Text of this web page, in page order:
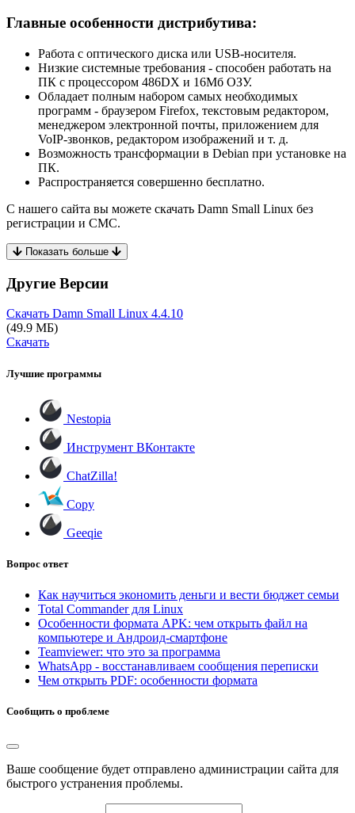
Главные особенности дистрибутива:
Работа с оптического диска или USB-носителя.
Низкие системные требования - способен работать на
ПК с процессором 486DX и 16Мб ОЗУ.
Обладает полным набором самых необходимых
программ - браузером Firefox, текстовым редактором,
менеджером электронной почты, приложением для
VoIP-звонков, редактором изображений и т. д.
Возможность трансформации в Debian при установке на
ПК.
Распространяется совершенно бесплатно.
С нашего сайта вы можете скачать Damn Small Linux без
регистрации и СМС.
Показать больше
Другие Версии
Скачать Damn Small Linux 4.4.10
(49.9 МБ)
Скачать
Лучшие программы
Nestopia
Инструмент ВКонтакте
ChatZilla!
Copy
Geeqie
Вопрос ответ
Как научиться экономить деньги и вести бюджет семьи
Total Commander для Linux
Особенности формата APK: чем открыть файл на
компьютере и Андроид-смартфоне
Teamviewer: что это за программа
WhatsApp - восстанавливаем сообщения переписки
Чем открыть PDF: особенности формата
Сообщить о проблеме
Ваше сообщение будет отправлено администрации сайта для
быстрого устранения проблемы.